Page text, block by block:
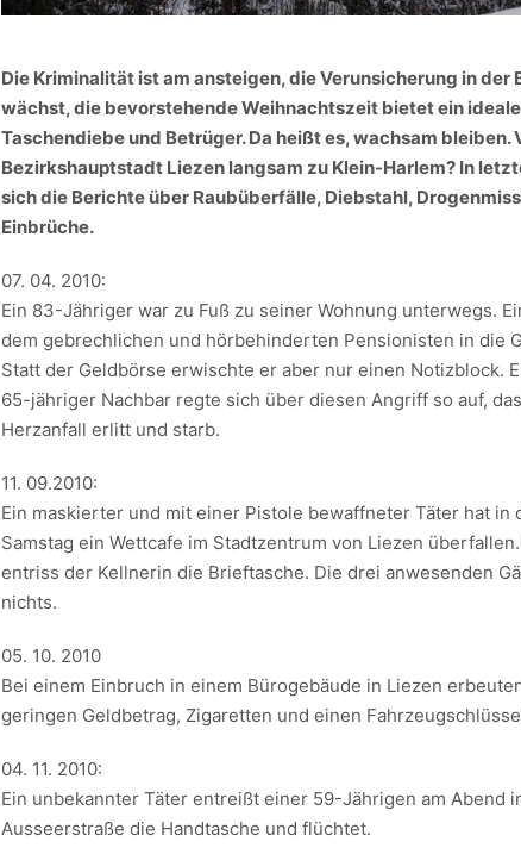
Die Kriminalität ist am ansteigen, die Verunsicherung in der
wächst, die bevorstehende Weihnachtszeit bietet ein
Taschendiebe und Betrüger. Da heißt es, wachsam bleiben.
Bezirkshauptstadt Liezen langsam zu Klein-Harlem? In
sich die Berichte über Raubüberfälle, Diebstahl,
Einbrüche.
07. 04. 2010:
Ein 83-Jähriger war zu Fuß zu seiner Wohnung unterwegs.
dem gebrechlichen und hörbehinderten Pensionisten in die
Statt der Geldbörse erwischte er aber nur einen Notizblock.
65-jähriger Nachbar regte sich über diesen Angriff so auf,
Herzanfall erlitt und starb.
11. 09.2010:
Ein maskierter und mit einer Pistole bewaffneter Täter hat in
Samstag ein Wettcafe im Stadtzentrum von Liezen
entriss der Kellnerin die Brieftasche. Die drei anwesenden
nichts.
05. 10. 2010
Bei einem Einbruch in einem Bürogebäude in Liezen
geringen Geldbetrag, Zigaretten und einen
04. 11. 2010:
Ein unbekannter Täter entreißt einer 59-Jährigen am Abend
Ausseerstraße die Handtasche und flüchtet.